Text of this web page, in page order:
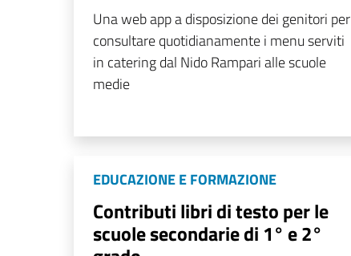
Una web app a disposizione dei genitori per
consultare quotidianamente i menu serviti
in catering dal Nido Rampari alle scuole
medie
EDUCAZIONE E FORMAZIONE
Contributi libri di testo per le
scuole secondarie di 1° e 2°